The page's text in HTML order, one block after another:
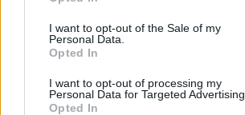
I want to opt-out of the Sale of my
Personal Data.
Opted In
I want to opt-out of processing my
Personal Data for Targeted Advertising.
Opted In